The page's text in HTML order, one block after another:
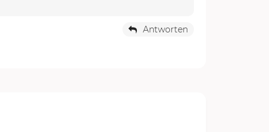
Antworten